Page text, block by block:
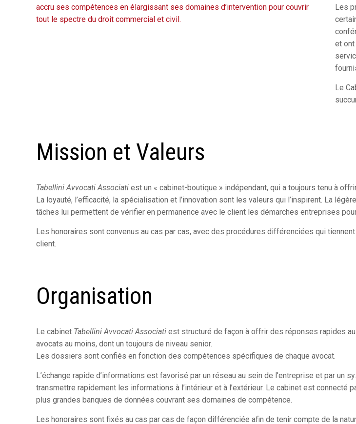
accru ses compétences en élargissant ses domaines d’intervention pour couvrir
tout le spectre du droit commercial et civil.
Les
et ont
Le
Mission et Valeurs
Tabellini Avvocati Associatiest un « cabinet-boutique » indépendant, qui a toujours tenu à
La loyauté, l’efficacité, la spécialisation et l’innovation sont les valeurs qui l’inspirent. La
tâches lui permettent de vérifier en permanence avec le client les démarches entreprises
Les honoraires sont convenus au cas par cas, avec des procédures différenciées qui
client.
Organisation
Le cabinet Tabellini Avvocati Associati est structuré de façon à offrir des réponses rapides
avocats au moins, dont un toujours de niveau senior.
Les dossiers sont confiés en fonction des compétences spécifiques de chaque avocat.
L’échange rapide d’informations est favorisé par un réseau au sein de l’entreprise et par un
transmettre rapidement les informations à l’intérieur et à l’extérieur. Le cabinet est connecté
plus grandes banques de données couvrant ses domaines de compétence.
Les honoraires sont fixés au cas par cas de façon différenciée afin de tenir compte de la